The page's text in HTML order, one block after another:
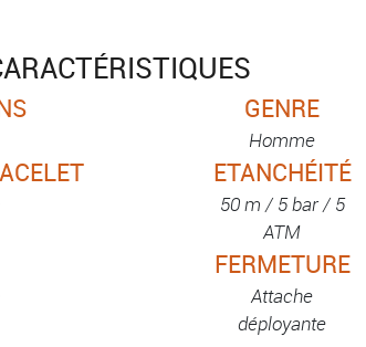
GENRE
Homme
ETANCHÉITÉ
50 m / 5 bar / 5
ATM
FERMETURE
Attache
déployante